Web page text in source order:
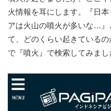
火情報を耳にします。『日
アは火山の噴火が多いな…』
て、どのくらい起きている
で『噴火』で検索してみま